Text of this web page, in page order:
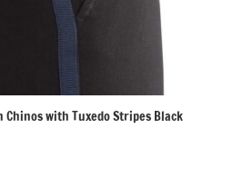
Chinos with Tuxedo Stripes Black